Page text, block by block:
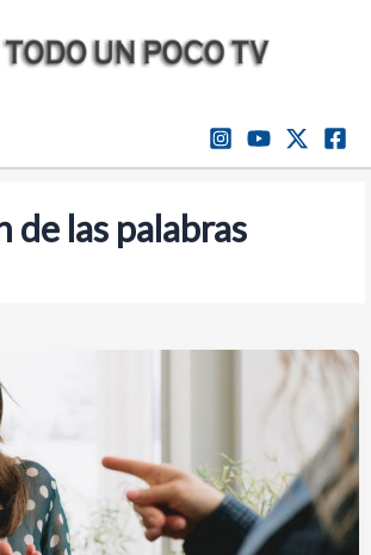
de las palabras